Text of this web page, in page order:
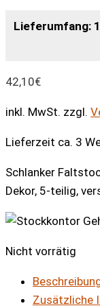
Lieferumfang:
42,10€
inkl. MwSt. zzgl.
Lieferzeit ca. 3
Schlanker
Dekor, 5-teilig,
Nicht vorrätig
Zusätzliche